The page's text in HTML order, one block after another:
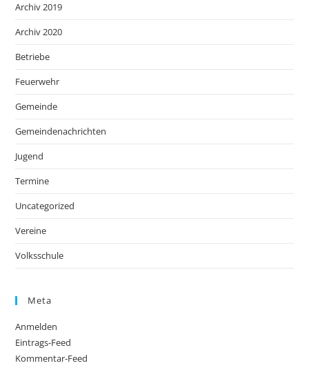
Archiv 2019
Archiv 2020
Betriebe
Feuerwehr
Gemeinde
Gemeindenachrichten
Jugend
Termine
Uncategorized
Vereine
Volksschule
Meta
Anmelden
Eintrags-Feed
Kommentar-Feed